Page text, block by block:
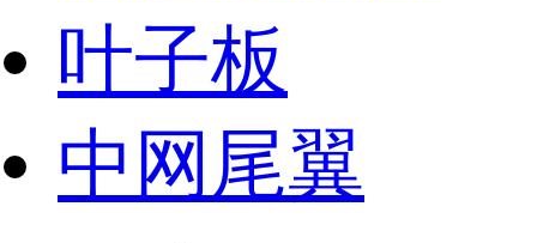
叶子板
中网尾翼